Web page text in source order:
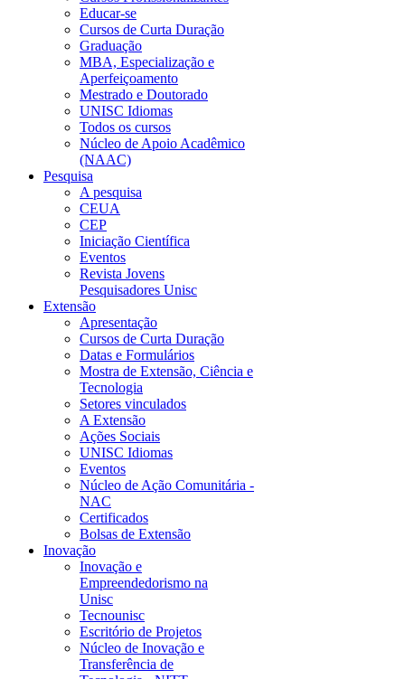
Educar-se
Cursos de Curta Duração
Graduação
MBA, Especialização e
Aperfeiçoamento
Mestrado e Doutorado
UNISC Idiomas
Todos os cursos
Núcleo de Apoio Acadêmico
(NAAC)
Pesquisa
A pesquisa
CEUA
CEP
Iniciação Científica
Eventos
Revista Jovens
Pesquisadores Unisc
Extensão
Apresentação
Cursos de Curta Duração
Datas e Formulários
Mostra de Extensão, Ciência e
Tecnologia
Setores vinculados
A Extensão
Ações Sociais
UNISC Idiomas
Eventos
Núcleo de Ação Comunitária -
NAC
Certificados
Bolsas de Extensão
Inovação
Inovação e
Empreendedorismo na
Unisc
Tecnounisc
Escritório de Projetos
Núcleo de Inovação e
Transferência de